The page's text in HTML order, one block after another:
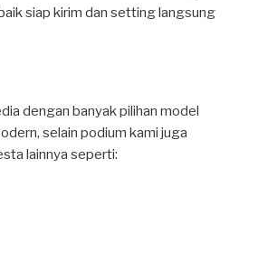
siap kirim dan setting langsung
dengan banyak pilihan model
selain podium kami juga
lainnya seperti: